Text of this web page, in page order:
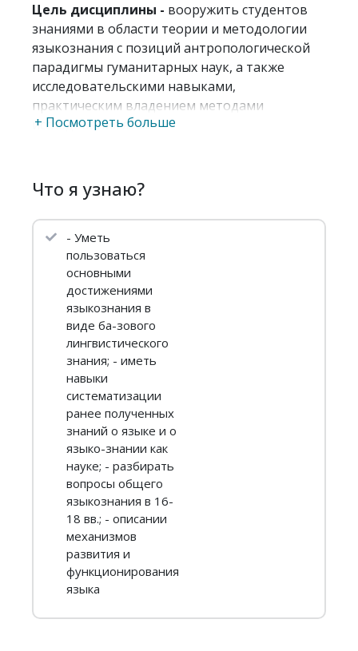
+ Посмотреть больше
Цель дисциплины - вооружить студентов
знаниями в области теории и методологии
языкознания с позиций антропологической
парадигмы гуманитарных наук, а также
исследовательскими навыками,
практическим владением методами
исследования язык
Что я узнаю?
- Уметь
пользоваться
основными
достижениями
языкознания в
виде ба-зового
лингвистического
знания; - иметь
навыки
систематизации
ранее полученных
знаний о языке и о
языко-знании как
науке; - разбирать
вопросы общего
языкознания в 16-
18 вв.; - описании
механизмов
развития и
функционирования
языка